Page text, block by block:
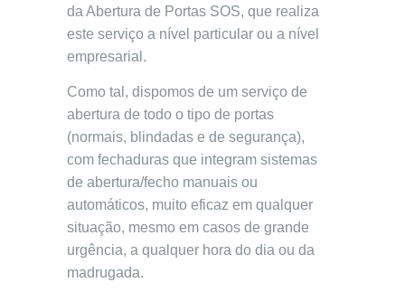
da Abertura de Portas SOS, que realiza
este serviço a nível particular ou a nível
empresarial.
Como tal, dispomos de um serviço de
abertura de todo o tipo de portas
(normais, blindadas e de segurança),
com fechaduras que integram sistemas
de abertura/fecho manuais ou
automáticos, muito eficaz em qualquer
situação, mesmo em casos de grande
urgência, a qualquer hora do dia ou da
madrugada.